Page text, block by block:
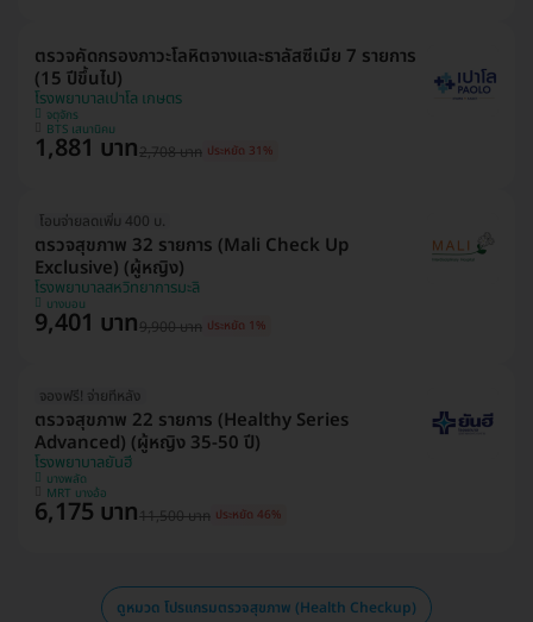
ตรวจคัดกรองภาวะโลหิตจางและธาลัสซีเมีย 7 รายการ
(15 ปีขึ้นไป)
โรงพยาบาลเปาโล เกษตร
จตุจักร
BTS เสนานิคม
1,881 บาท2,708 บาท ประหยัด 31%
โอนจ่ายลดเพิ่ม 400 บ.
ตรวจสุขภาพ 32 รายการ (Mali Check Up
Exclusive) (ผู้หญิง)
โรงพยาบาลสหวิทยาการมะลิ
บางบอน
9,401 บาท9,900 บาท ประหยัด 1%
จองฟรี! จ่ายทีหลัง
ตรวจสุขภาพ 22 รายการ (Healthy Series
Advanced) (ผู้หญิง 35-50 ปี)
โรงพยาบาลยันฮี
บางพลัด
MRT บางอ้อ
6,175 บาท11,500 บาท ประหยัด 46%
ดูหมวด โปรแกรมตรวจสุขภาพ (Health Checkup)